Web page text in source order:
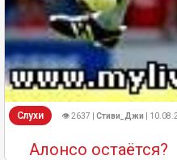
Слухи 👁 2637 | Стиви_Джи |
Алонсо остаётся?